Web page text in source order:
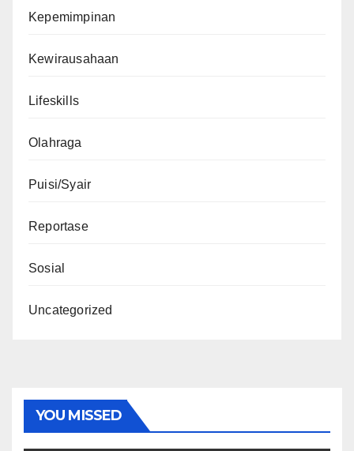
Kepemimpinan
Kewirausahaan
Lifeskills
Olahraga
Puisi/Syair
Reportase
Sosial
Uncategorized
YOU MISSED